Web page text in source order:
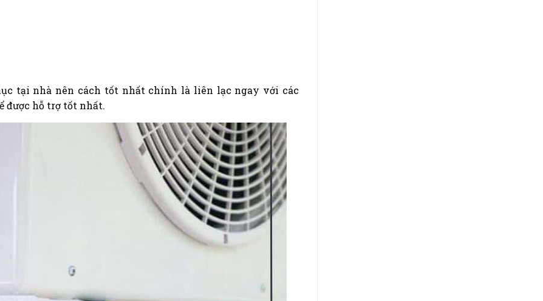
tại nhà nên cách tốt nhất chính là liên lạc ngay với các
được hỗ trợ tốt nhất.